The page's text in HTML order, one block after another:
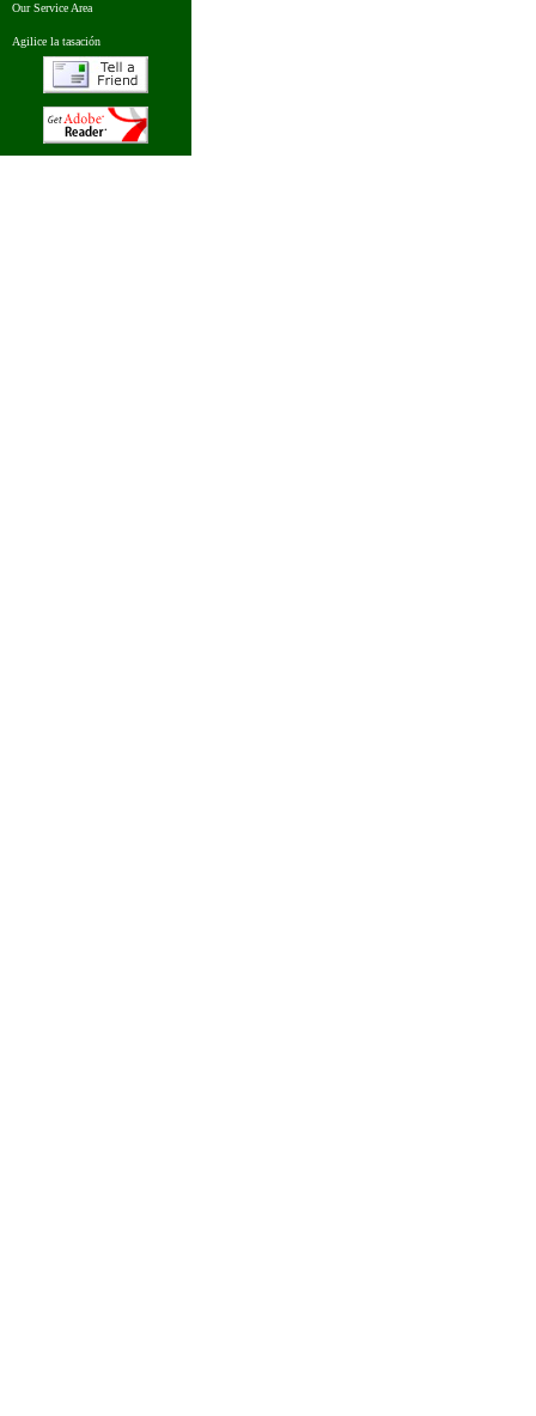
Our Service Area
Agilice la tasación